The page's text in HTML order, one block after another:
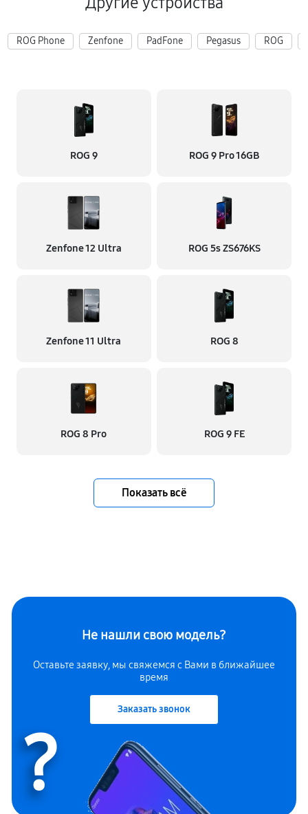
ROG Phone Zenfone PadFone Pegasus ROG
ROG 9 ROG 9 Pro 16GB
Zenfone 12 Ultra ROG 5s ZS676KS
Zenfone 11 Ultra ROG 8
ROG 8 Pro ROG 9 FE
Показать всё
Не нашли свою модель?
Оставьте заявку, мы свяжемся с Вами в ближайшее
время
Заказать звонок
?